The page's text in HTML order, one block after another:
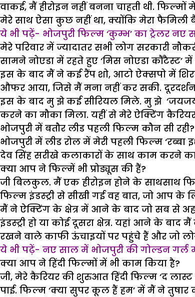
वाकई, मैं हीरोइन नहीं बनना चाहती थी.
मेरे साथ ऐसा कुछ नहीं था, क्योंकि मेरा फैमिली
ये भी पढ़ें- भोजपुरी फिल्म ‘कुम्भ’ का ट्रेलर
मेरे परिवार में ज्यादातर सभी लोग सरकारी
सामने नोएडा में रहते हुए ‘मिस नोएडा
इस के बाद मैं ने कई रैंप शो, आटो ऐक्सपो में
औफर आया, जिसे मैं मना नहीं कर सकी. दूरदर्शन
इस के बाद मु झे कई सीरियल मिले. मु झे ‘जयजय
करने का मौका मिला. यहीं से मेरे ऐक्टिंग
भोजपुरी में बतौर लीड पहली फिल्म कौन सी रही?
भोजपुरी में लीड रोल में मेरी पहली फिल्म
देव सिंह सरीखे कलाकारों के साथ काम करने का
क्या आप ने फिल्में भी प्रोड्यूस की हैं?
जी बिलकुल. मैं एक हीरोइन होने के साथसाथ
फिल्म इंडस्ट्री से सीखी गई वह बात, जो आप के
मैं ने ऐक्टिंग के क्षेत्र में आने के बाद जो सब से
इंडस्ट्री हो या कोई दूसरा क्षेत्र. यहां आने के
रखने वाले काफी ऊंचाइयों पर पहुंचे हैं और जो
ये भी पढ़ें- नए साल में भोजपुरी की गोल्डन गर्ल
क्या आप ने हिंदी फिल्मों में भी काम किया है?
जी, मेरे कैरियर की शुरुआत हिंदी फिल्म ‘द
पाई. फिल्म ‘क्या सुपर कूल हैं हम’ में मैं ने तुषार